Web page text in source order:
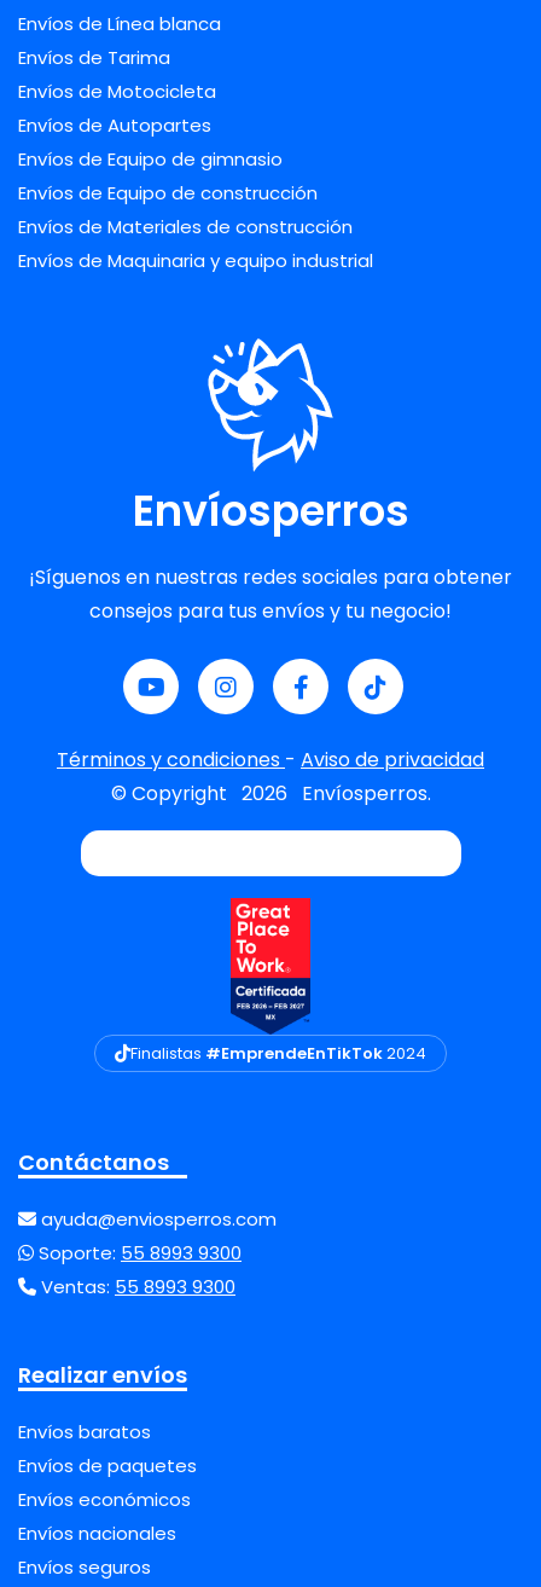
Envíos de Línea blanca
Envíos de Tarima
Envíos de Motocicleta
Envíos de Autopartes
Envíos de Equipo de gimnasio
Envíos de Equipo de construcción
Envíos de Materiales de construcción
Envíos de Maquinaria y equipo industrial
Envíosperros
¡Síguenos en nuestras redes sociales para obtener
consejos para tus envíos y tu negocio!
Términos y condiciones - Aviso de privacidad
© Copyright 2026 Envíosperros.
Finalistas #EmprendeEnTikTok2024
Contáctanos
ayuda@enviosperros.com
Soporte: 55 8993 9300
Ventas: 55 8993 9300
Realizar envíos
Envíos baratos
Envíos de paquetes
Envíos económicos
Envíos nacionales
Envíos seguros